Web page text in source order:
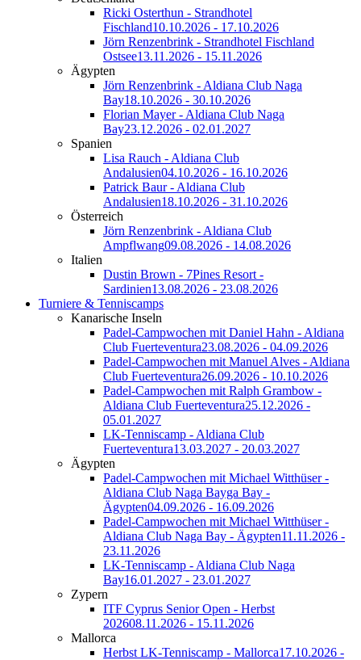
Ricki Osterthun - Strandhotel
Fischland10.10.2026 - 17.10.2026
Jörn Renzenbrink - Strandhotel Fischland
Ostsee13.11.2026 - 15.11.2026
Ägypten
Jörn Renzenbrink - Aldiana Club Naga
Bay18.10.2026 - 30.10.2026
Florian Mayer - Aldiana Club Naga
Bay23.12.2026 - 02.01.2027
Spanien
Lisa Rauch - Aldiana Club
Andalusien04.10.2026 - 16.10.2026
Patrick Baur - Aldiana Club
Andalusien18.10.2026 - 31.10.2026
Österreich
Jörn Renzenbrink - Aldiana Club
Ampflwang09.08.2026 - 14.08.2026
Italien
Dustin Brown - 7Pines Resort -
Sardinien13.08.2026 - 23.08.2026
Turniere & Tenniscamps
Kanarische Inseln
Padel-Campwochen mit Daniel Hahn - Aldiana
Club Fuerteventura23.08.2026 - 04.09.2026
Padel-Campwochen mit Manuel Alves - Aldiana
Club Fuerteventura26.09.2026 - 10.10.2026
Padel-Campwochen mit Ralph Grambow -
Aldiana Club Fuerteventura25.12.2026 -
05.01.2027
LK-Tenniscamp - Aldiana Club
Fuerteventura13.03.2027 - 20.03.2027
Ägypten
Padel-Campwochen mit Michael Witthüser -
Aldiana Club Naga Bayga Bay -
Ägypten04.09.2026 - 16.09.2026
Padel-Campwochen mit Michael Witthüser -
Aldiana Club Naga Bay - Ägypten11.11.2026 -
23.11.2026
LK-Tenniscamp - Aldiana Club Naga
Bay16.01.2027 - 23.01.2027
Zypern
ITF Cyprus Senior Open - Herbst
202608.11.2026 - 15.11.2026
Mallorca
Herbst LK-Tenniscamp - Mallorca17.10.2026 -